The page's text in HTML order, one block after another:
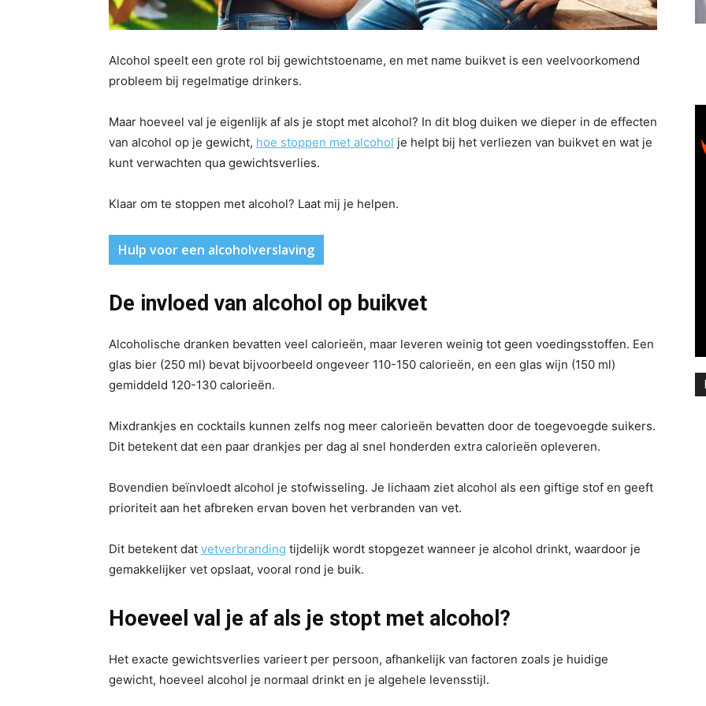
Alcohol speelt een grote rol bij gewichtstoename, en met name buikvet is een veelvoorkomend
probleem bij regelmatige drinkers.
Maar hoeveel val je eigenlijk af als je stopt met alcohol? In dit blog duiken we dieper in de effecten
van alcohol op je gewicht, hoe stoppen met alcohol je helpt bij het verliezen van buikvet en wat je
kunt verwachten qua gewichtsverlies.
Klaar om te stoppen met alcohol? Laat mij je helpen.
Hulp voor een alcoholverslaving
De invloed van alcohol op buikvet
Alcoholische dranken bevatten veel calorieën, maar leveren weinig tot geen voedingsstoffen. Een
glas bier (250 ml) bevat bijvoorbeeld ongeveer 110-150 calorieën, en een glas wijn (150 ml)
gemiddeld 120-130 calorieën.
Mixdrankjes en cocktails kunnen zelfs nog meer calorieën bevatten door de toegevoegde suikers.
Dit betekent dat een paar drankjes per dag al snel honderden extra calorieën opleveren.
Bovendien beïnvloedt alcohol je stofwisseling. Je lichaam ziet alcohol als een giftige stof en geeft
prioriteit aan het afbreken ervan boven het verbranden van vet.
Dit betekent dat vetverbranding tijdelijk wordt stopgezet wanneer je alcohol drinkt, waardoor je
gemakkelijker vet opslaat, vooral rond je buik.
Hoeveel val je af als je stopt met alcohol?
Het exacte gewichtsverlies varieert per persoon, afhankelijk van factoren zoals je huidige
gewicht, hoeveel alcohol je normaal drinkt en je algehele levensstijl.